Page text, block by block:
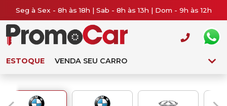
Seg à Sex - 8h às 18h | Sab - 8h às 13h | Dom - 9h às 12h
ESTOQUE VENDA SEU CARRO